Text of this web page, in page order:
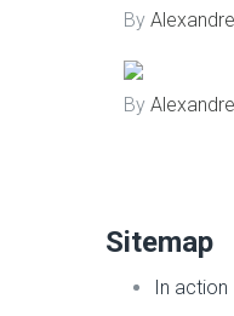
By
By
Sitemap
In action